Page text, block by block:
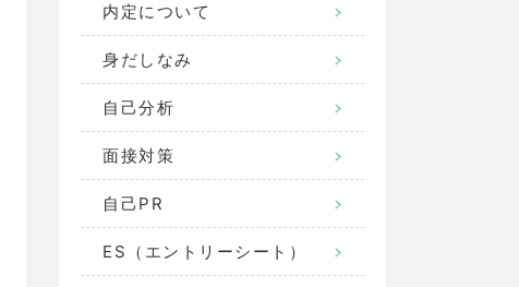
内定について
身だしなみ
自己分析
面接対策
自己PR
ES（エントリーシート）